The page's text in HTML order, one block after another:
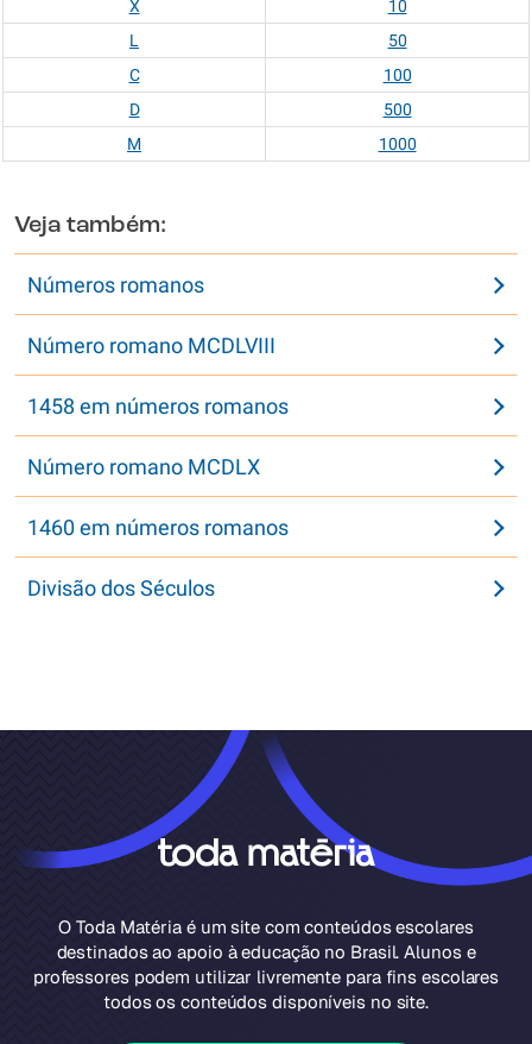
X
10
L
50
C
100
D
500
M
1000
Veja também:
Números romanos
Número romano MCDLVIII
1458 em números romanos
Número romano MCDLX
1460 em números romanos
Divisão dos Séculos
O Toda Matéria é um site com conteúdos escolares
destinados ao apoio à educação no Brasil. Alunos e
professores podem utilizar livremente para fins escolares
todos os conteúdos disponíveis no site.